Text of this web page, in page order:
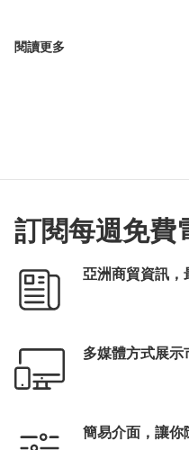
閱讀更多
訂閱每週免費
亞洲商貿資訊，
多媒體方式展示
簡易介面，讓你